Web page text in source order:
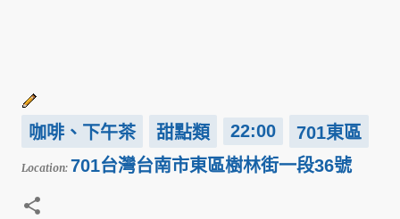
咖啡、下午茶 甜點類 22:00 701東區
Location: 701台灣台南市東區樹林街一段36號